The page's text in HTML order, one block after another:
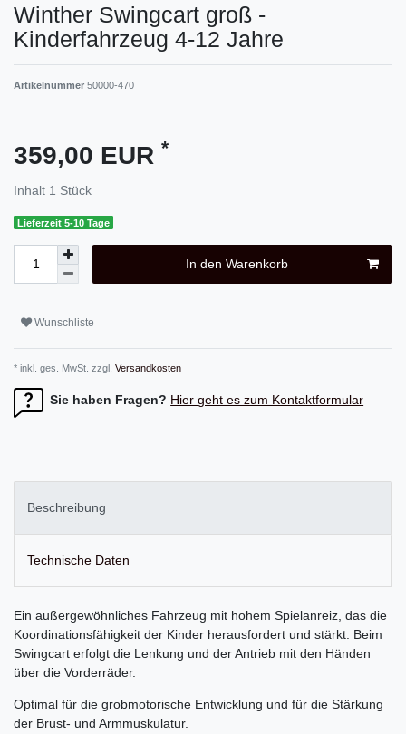
Winther Swingcart groß -
Kinderfahrzeug 4-12 Jahre
Artikelnummer 50000-470
359,00 EUR *
Inhalt 1 Stück
Lieferzeit 5-10 Tage
In den Warenkorb
Wunschliste
* inkl. ges. MwSt. zzgl. Versandkosten
Sie haben Fragen? Hier geht es zum Kontaktformular
Beschreibung
Technische Daten
Ein außergewöhnliches Fahrzeug mit hohem Spielanreiz, das die
Koordinationsfähigkeit der Kinder herausfordert und stärkt. Beim
Swingcart erfolgt die Lenkung und der Antrieb mit den Händen
über die Vorderräder.
Optimal für die grobmotorische Entwicklung und für die Stärkung
der Brust- und Armmuskulatur.